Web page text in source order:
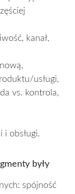
kanał,
usługi,
vs. kontrola,
i obsługi.
były
spójność